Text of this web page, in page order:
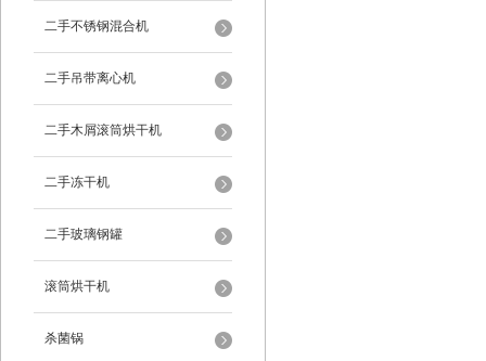
二手不锈钢混合机
二手吊带离心机
二手木屑滚筒烘干机
二手冻干机
二手玻璃钢罐
滚筒烘干机
杀菌锅